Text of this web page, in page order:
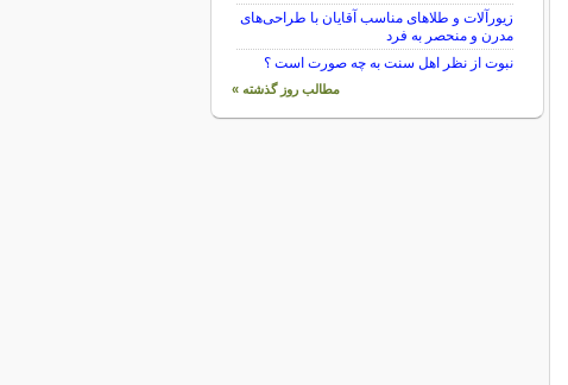
زیورآلات و طلاهای مناسب آقایان با طراحی‌های
مدرن و منحصر به فرد
نبوت از نظر اهل سنت به چه صورت است ؟
مطالب روز گذشته »